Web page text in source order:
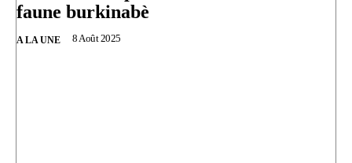
faune burkinabè‎
A LA UNE 8 Août 2025